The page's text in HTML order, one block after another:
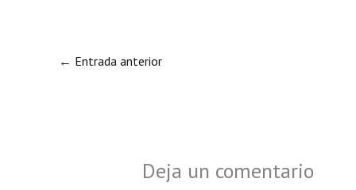
← Entrada anterior
Deja un comentario